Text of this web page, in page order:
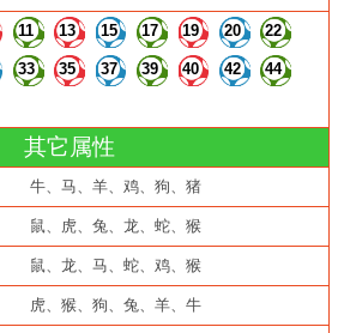
11 13 15 17 19 20 22
33 35 37 39 40 42 44
其它属性
牛、马、羊、鸡、狗、猪
鼠、虎、兔、龙、蛇、猴
鼠、龙、马、蛇、鸡、猴
虎、猴、狗、兔、羊、牛